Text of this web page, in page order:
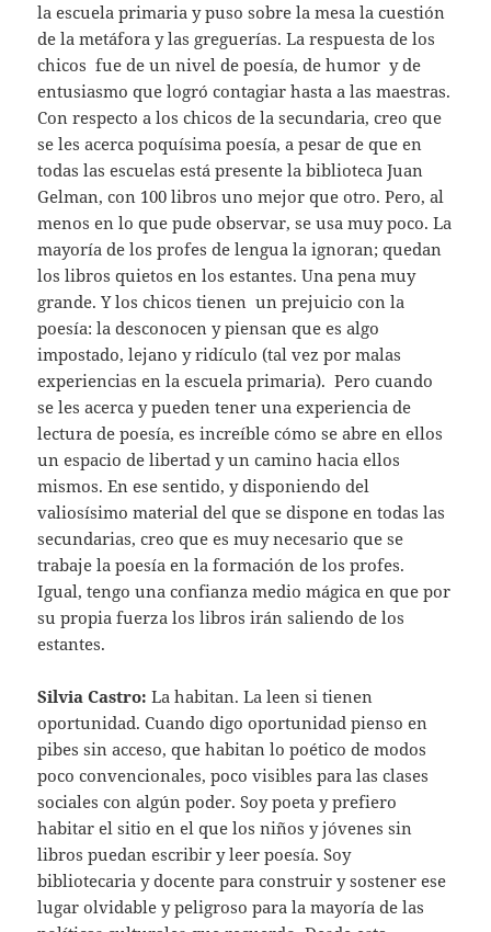
la escuela primaria y puso sobre la mesa la cuestión
de la metáfora y las greguerías. La respuesta de los
chicos fue de un nivel de poesía, de humor y de
entusiasmo que logró contagiar hasta a las maestras.
Con respecto a los chicos de la secundaria, creo que
se les acerca poquísima poesía, a pesar de que en
todas las escuelas está presente la biblioteca Juan
Gelman, con 100 libros uno mejor que otro. Pero, al
menos en lo que pude observar, se usa muy poco. La
mayoría de los profes de lengua la ignoran; quedan
los libros quietos en los estantes. Una pena muy
grande. Y los chicos tienen un prejuicio con la
poesía: la desconocen y piensan que es algo
impostado, lejano y ridículo (tal vez por malas
experiencias en la escuela primaria). Pero cuando
se les acerca y pueden tener una experiencia de
lectura de poesía, es increíble cómo se abre en ellos
un espacio de libertad y un camino hacia ellos
mismos. En ese sentido, y disponiendo del
valiosísimo material del que se dispone en todas las
secundarias, creo que es muy necesario que se
trabaje la poesía en la formación de los profes.
Igual, tengo una confianza medio mágica en que por
su propia fuerza los libros irán saliendo de los
estantes.
Silvia Castro:La habitan. La leen si tienen
oportunidad. Cuando digo oportunidad pienso en
pibes sin acceso, que habitan lo poético de modos
poco convencionales, poco visibles para las clases
sociales con algún poder. Soy poeta y prefiero
habitar el sitio en el que los niños y jóvenes sin
libros puedan escribir y leer poesía. Soy
bibliotecaria y docente para construir y sostener ese
lugar olvidable y peligroso para la mayoría de las